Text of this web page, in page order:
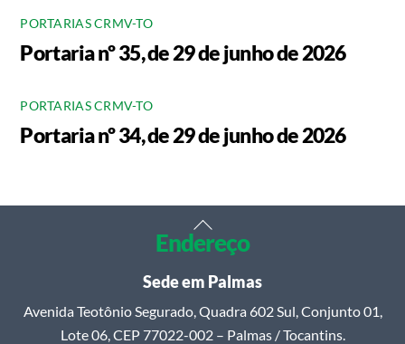
PORTARIAS CRMV-TO
Portaria nº 35, de 29 de junho de 2026
PORTARIAS CRMV-TO
Portaria nº 34, de 29 de junho de 2026
Back
To
Top
Endereço
Sede em Palmas
Avenida Teotônio Segurado, Quadra 602 Sul, Conjunto 01,
Lote 06, CEP 77022-002 – Palmas / Tocantins.